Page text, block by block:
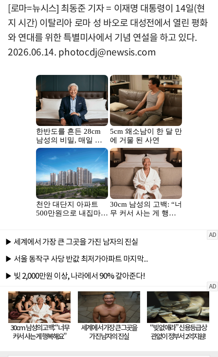
[로마=뉴시스] 최동준 기자 = 이재명 대통령이 14일(현
지 시간) 이탈리아 로마 성 바오로 대성전에서 열린 평화
와 연대를 위한 특별미사에서 기념 연설을 하고 있다.
2026.06.14. photocdj@newsis.com